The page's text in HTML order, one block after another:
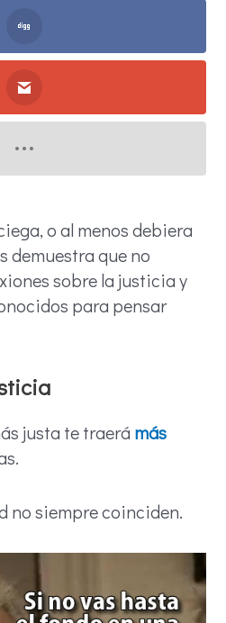
o al menos debiera
demuestra que no
sobre la justicia y
para pensar
justa te traerá más
no siempre coinciden.